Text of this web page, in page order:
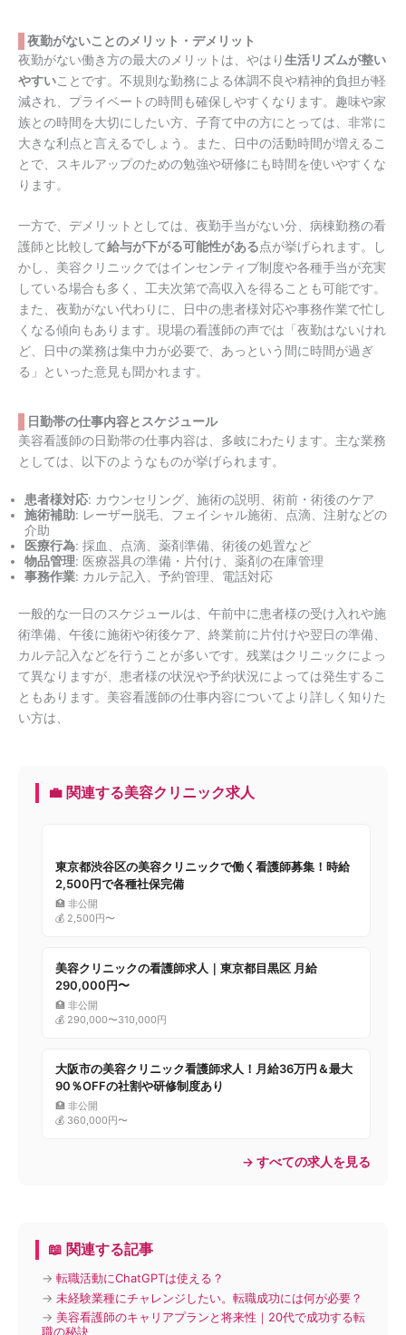
夜勤がないことのメリット・デメリット
夜勤がない働き方の最大のメリットは、やはり生活リズムが整い
やすいことです。不規則な勤務による体調不良や精神的負担が軽
減され、プライベートの時間も確保しやすくなります。趣味や家
族との時間を大切にしたい方、子育て中の方にとっては、非常に
大きな利点と言えるでしょう。また、日中の活動時間が増えるこ
とで、スキルアップのための勉強や研修にも時間を使いやすくな
ります。
一方で、デメリットとしては、夜勤手当がない分、病棟勤務の看
護師と比較して給与が下がる可能性がある点が挙げられます。し
かし、美容クリニックではインセンティブ制度や各種手当が充実
している場合も多く、工夫次第で高収入を得ることも可能です。
また、夜勤がない代わりに、日中の患者様対応や事務作業で忙し
くなる傾向もあります。現場の看護師の声では「夜勤はないけれ
ど、日中の業務は集中力が必要で、あっという間に時間が過ぎ
る」といった意見も聞かれます。
日勤帯の仕事内容とスケジュール
美容看護師の日勤帯の仕事内容は、多岐にわたります。主な業務
としては、以下のようなものが挙げられます。
患者様対応: カウンセリング、施術の説明、術前・術後のケア
施術補助: レーザー脱毛、フェイシャル施術、点滴、注射などの
介助
医療行為: 採血、点滴、薬剤準備、術後の処置など
物品管理: 医療器具の準備・片付け、薬剤の在庫管理
事務作業: カルテ記入、予約管理、電話対応
一般的な一日のスケジュールは、午前中に患者様の受け入れや施
術準備、午後に施術や術後ケア、終業前に片付けや翌日の準備、
カルテ記入などを行うことが多いです。残業はクリニックによっ
て異なりますが、患者様の状況や予約状況によっては発生するこ
ともあります。美容看護師の仕事内容についてより詳しく知りた
い方は、
💼 関連する美容クリニック求人
東京都渋谷区の美容クリニックで働く看護師募集！時給
2,500円で各種社保完備
🏥 非公開
💰 2,500円〜
美容クリニックの看護師求人｜東京都目黒区 月給
290,000円〜
🏥 非公開
💰 290,000〜310,000円
大阪市の美容クリニック看護師求人！月給36万円＆最大
90％OFFの社割や研修制度あり
🏥 非公開
💰 360,000円〜
→ すべての求人を見る
📖 関連する記事
→ 転職活動にChatGPTは使える？
→ 未経験業種にチャレンジしたい。転職成功には何が必要？
→ 美容看護師のキャリアプランと将来性｜20代で成功する転
職の秘訣